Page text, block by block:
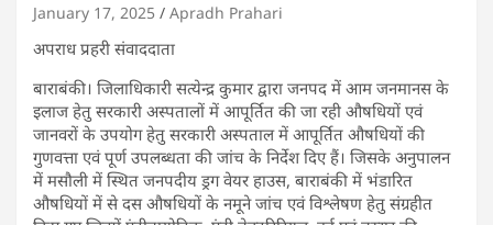
January 17, 2025 Apradh Prahari
अपराध प्रहरी संवाददाता
बाराबंकी। जिलाधिकारी सत्येन्द्र कुमार द्वारा जनपद में आम जनमानस के
इलाज हेतु सरकारी अस्पतालों में आपूर्तित की जा रही औषधियों एवं
जानवरों के उपयोग हेतु सरकारी अस्पताल में आपूर्तित औषधियों की
गुणवत्ता एवं पूर्ण उपलब्धता की जांच के निर्देश दिए हैं। जिसके अनुपालन
में मसौली में स्थित जनपदीय ड्रग वेयर हाउस, बाराबंकी में भंडारित
औषधियों में से दस औषधियों के नमूने जांच एवं विश्लेषण हेतु संग्रहीत